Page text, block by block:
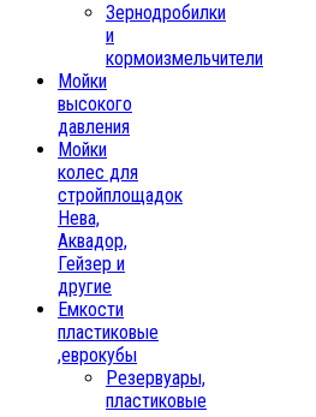
Зернодробилки
и
кормоизмельчители
Мойки
высокого
давления
Мойки
колес для
стройплощадок
Нева,
Аквадор,
Гейзер и
другие
Емкости
пластиковые
,еврокубы
Резервуары,
пластиковые